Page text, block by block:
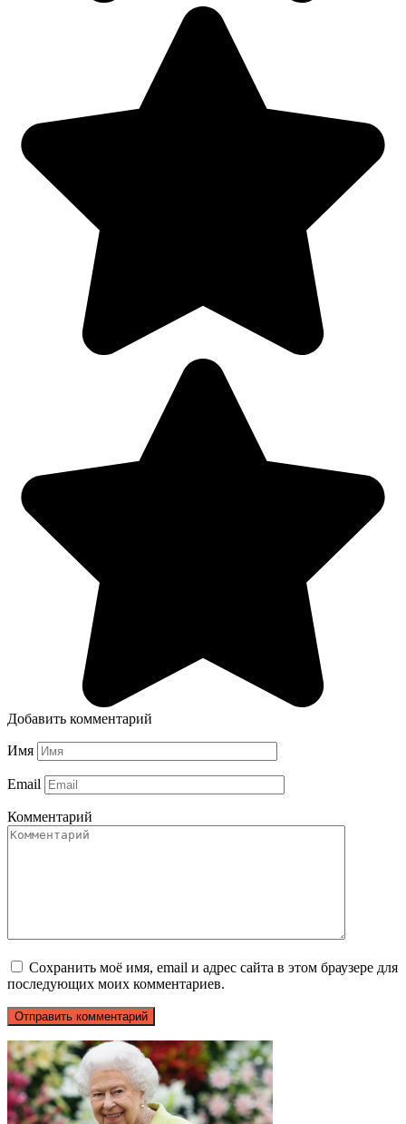
Добавить комментарий
Имя
Email
Комментарий
Сохранить моё имя, email и адрес сайта в этом браузере для
последующих моих комментариев.